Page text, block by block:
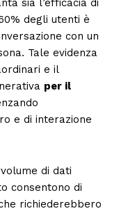
sia l’efficacia di
degli utenti è
con un
Tale evidenza
e il
per il
e di interazione
di dati
consentono di
richiederebbero